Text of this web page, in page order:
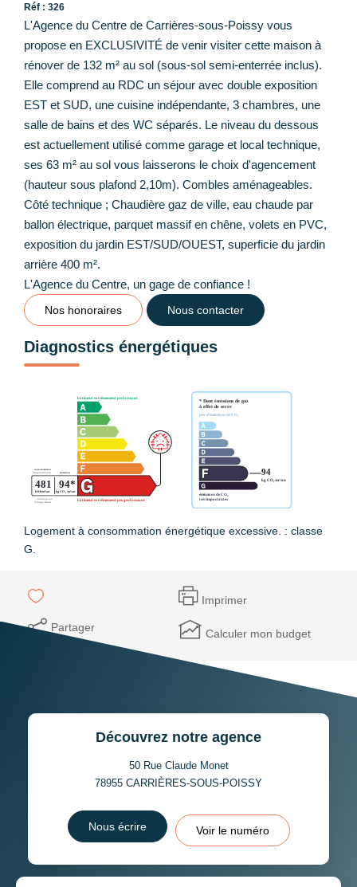
Réf : 326
L'Agence du Centre de Carrières-sous-Poissy vous
propose en EXCLUSIVITÉ de venir visiter cette maison à
rénover de 132 m² au sol (sous-sol semi-enterrée inclus).
Elle comprend au RDC un séjour avec double exposition
EST et SUD, une cuisine indépendante, 3 chambres, une
salle de bains et des WC séparés. Le niveau du dessous
est actuellement utilisé comme garage et local technique,
ses 63 m² au sol vous laisserons le choix d'agencement
(hauteur sous plafond 2,10m). Combles aménageables.
Côté technique ; Chaudière gaz de ville, eau chaude par
ballon électrique, parquet massif en chêne, volets en PVC,
exposition du jardin EST/SUD/OUEST, superficie du jardin
arrière 400 m².
L'Agence du Centre, un gage de confiance !
Nos honoraires Nous contacter
Diagnostics énergétiques
Logement à consommation énergétique excessive. : classe
G.
Imprimer
Partager Calculer mon budget
Découvrez notre agence
50 Rue Claude Monet
78955 CARRIÈRES-SOUS-POISSY
Nous écrire Voir le numéro